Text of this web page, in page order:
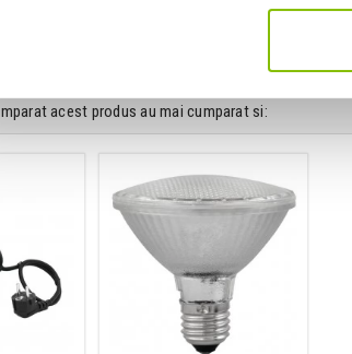
din categoria
producatorului
acest produs au mai cumparat si: